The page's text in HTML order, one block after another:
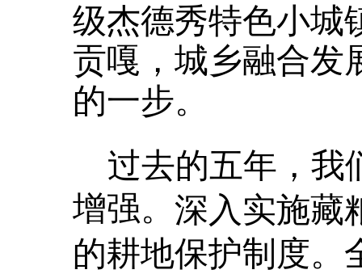
级杰德秀特色小城
贡嘎，城乡融合发
的一步。
过去的五年，我
增强。 深入实施藏
的耕地保护制度。